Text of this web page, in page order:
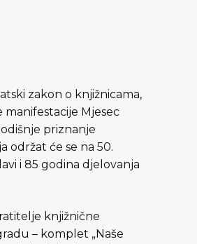
zakon o knjižnicama,
manifestacije Mjesec
priznanje
održat će se na 50.
i 85 godina djelovanja
knjižnične
– komplet „Naše